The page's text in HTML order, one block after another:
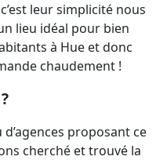
leur simplicité nous
lieu idéal pour bien
à Hue et donc
chaudement !
proposant ce
cherché et trouvé la